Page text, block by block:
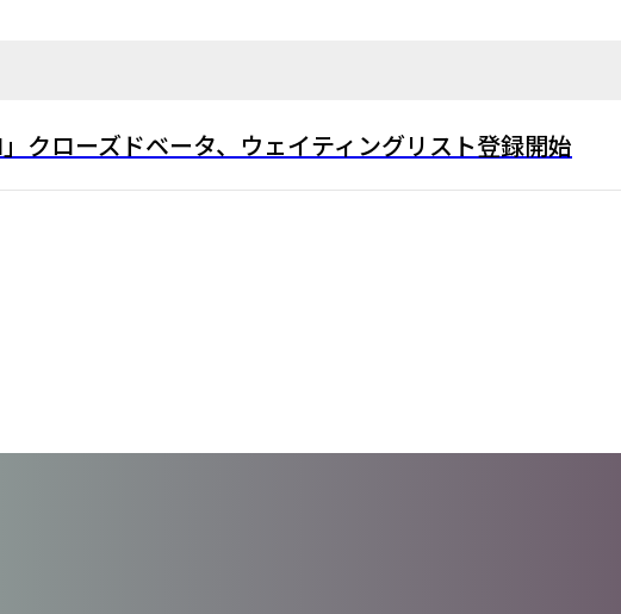
クローズドベータ、ウェイティングリスト登録開始